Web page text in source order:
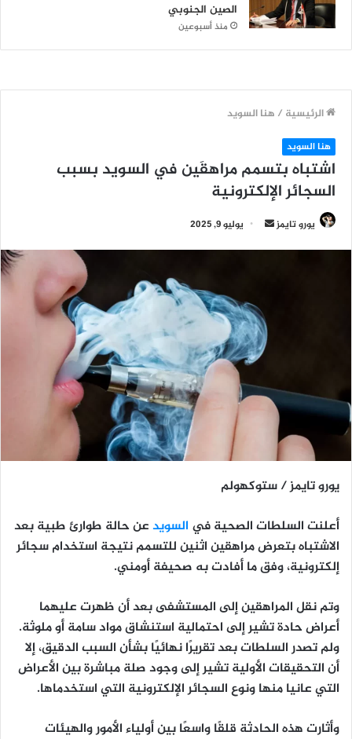
الصين الجنوبي
منذ أسبوعين